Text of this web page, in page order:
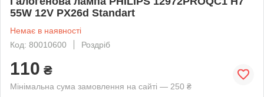
55W 12V PX26d Standart
Немає в наявності
Код: 80010600
Роздріб
110 ₴
Мінімальна сума замовлення на сайті — 250 ₴